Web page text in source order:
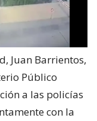
Juan Barrientos,
Público
a las policías
con la